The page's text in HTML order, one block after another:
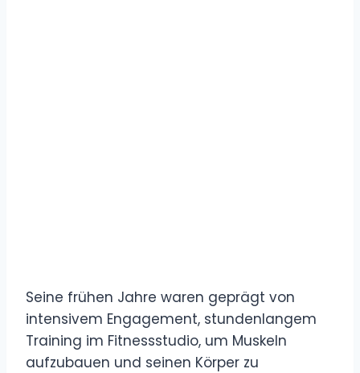
Seine frühen Jahre waren geprägt von
intensivem Engagement, stundenlangem
Training im Fitnessstudio, um Muskeln
aufzubauen und seinen Körper zu